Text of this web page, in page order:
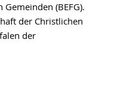
(BEFG).
der Christlichen
der